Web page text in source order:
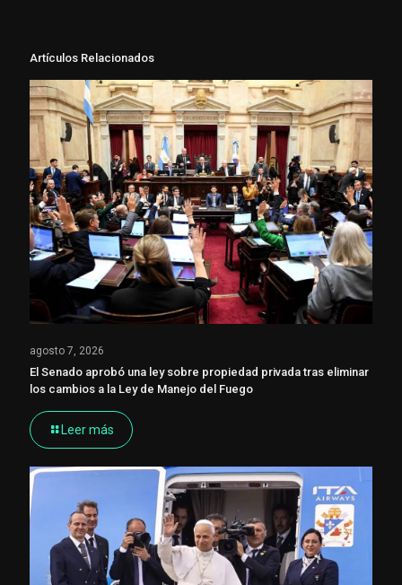
Artículos Relacionados
agosto 7, 2026
El Senado aprobó una ley sobre propiedad privada tras eliminar
los cambios a la Ley de Manejo del Fuego
Leer más